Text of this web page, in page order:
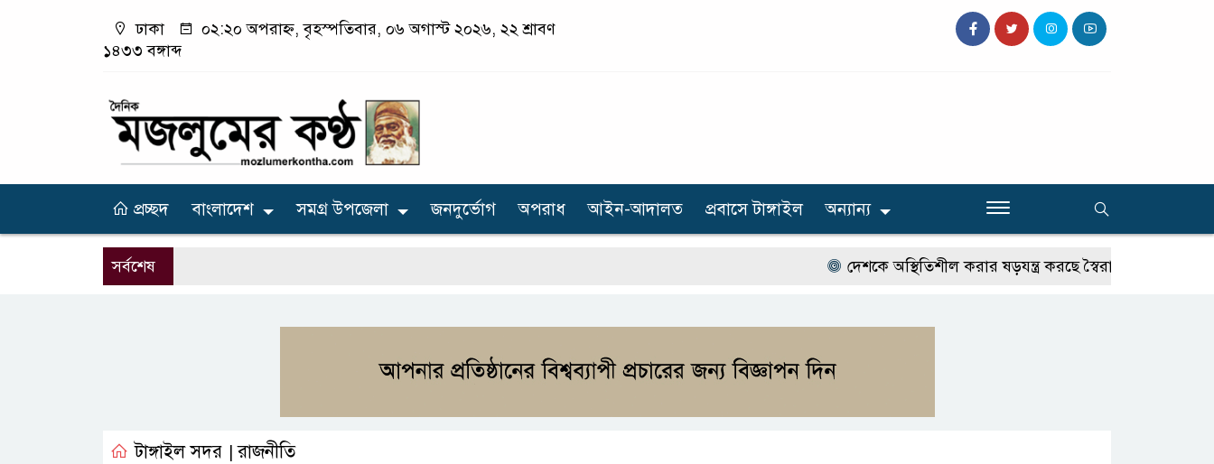
ঢাকা
০২:২০ অপরাহ্ন, বৃহস্পতিবার, ০৬ অগাস্ট ২০২৬, ২২ শ্রাবণ
১৪৩৩ বঙ্গাব্দ
প্রচ্ছদ বাংলাদেশ সমগ্র উপজেলা জনদুর্ভোগ অপরাধ আইন-আদালত প্রবাসে টাঙ্গাইল অন্যান্য
সর্বশেষ দেশকে অস্থিতিশীল করার ষড়যন্ত্র করছে স্বৈরাচারের দোসররা-
টাঙ্গাইল সদর |রাজনীতি